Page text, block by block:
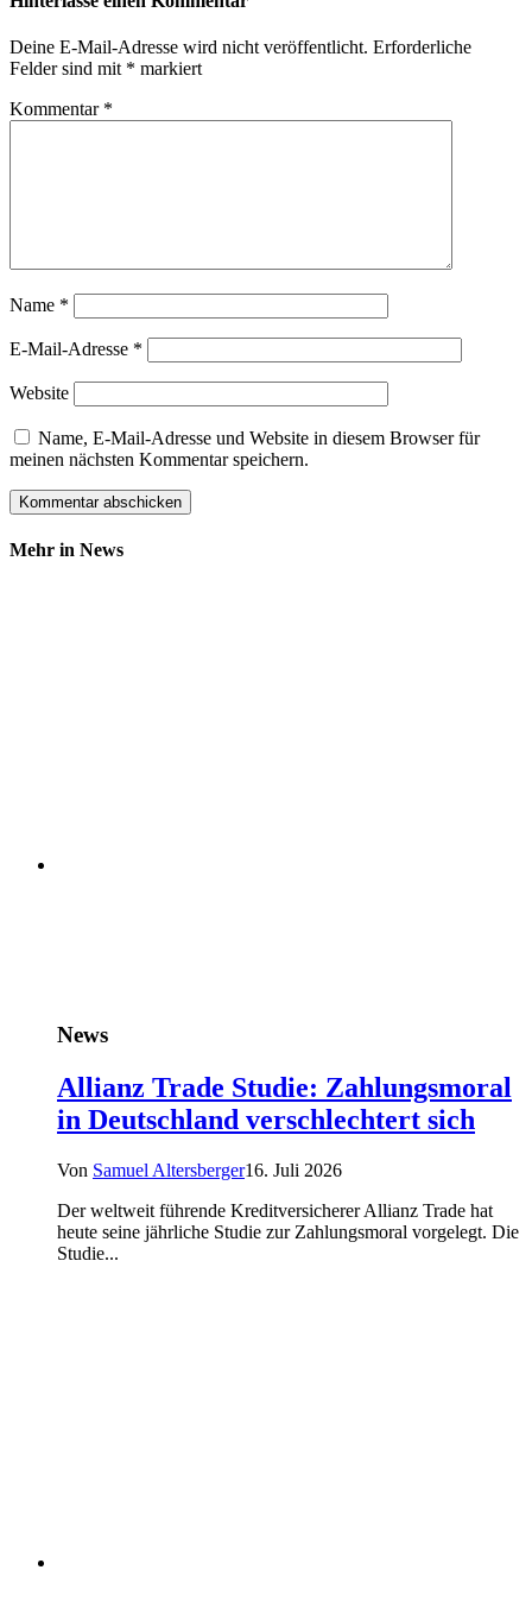
Deine E-Mail-Adresse wird nicht veröffentlicht. Erforderliche
Felder sind mit * markiert
Kommentar *
Name *
E-Mail-Adresse *
Website
Name, E-Mail-Adresse und Website in diesem Browser für
meinen nächsten Kommentar speichern.
Mehr in News
News
Allianz Trade Studie: Zahlungsmoral
in Deutschland verschlechtert sich
Von Samuel Altersberger16. Juli 2026
Der weltweit führende Kreditversicherer Allianz Trade hat
heute seine jährliche Studie zur Zahlungsmoral vorgelegt. Die
Studie...